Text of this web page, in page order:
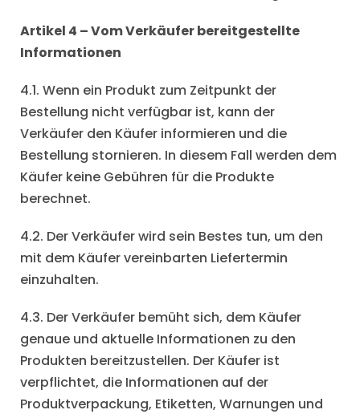
Artikel 4 – Vom Verkäufer bereitgestellte
Informationen
4.1. Wenn ein Produkt zum Zeitpunkt der
Bestellung nicht verfügbar ist, kann der
Verkäufer den Käufer informieren und die
Bestellung stornieren. In diesem Fall werden dem
Käufer keine Gebühren für die Produkte
berechnet.
4.2. Der Verkäufer wird sein Bestes tun, um den
mit dem Käufer vereinbarten Liefertermin
einzuhalten.
4.3. Der Verkäufer bemüht sich, dem Käufer
genaue und aktuelle Informationen zu den
Produkten bereitzustellen. Der Käufer ist
verpflichtet, die Informationen auf der
Produktverpackung, Etiketten, Warnungen und